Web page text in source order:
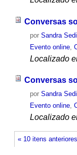
Conversas
porSandra
Evento online ,
Localizado
Conversas
porSandra
Evento online,
Localizado
« 10 itens anteriores